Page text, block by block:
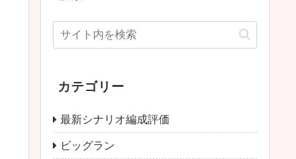
カテゴリー
最新シナリオ編成評価
ビッグラン